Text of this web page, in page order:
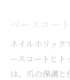
ベースコー
ネイルホリック
ースコートとト
は、爪の保護と